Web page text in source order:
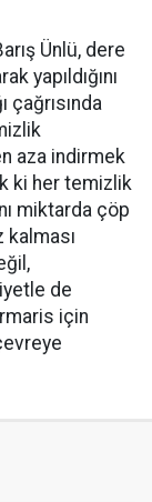
Ünlü, dere
yapıldığını
çağrısında
aza indirmek
ki her temizlik
miktarda çöp
kalması
de
için